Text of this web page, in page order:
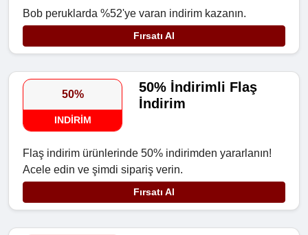
Bob peruklarda %52'ye varan indirim kazanın.
Fırsatı Al
50%
INDIRIM
50% İndirimli Flaş
İndirim
Flaş indirim ürünlerinde 50% indirimden yararlanın!
Acele edin ve şimdi sipariş verin.
Fırsatı Al